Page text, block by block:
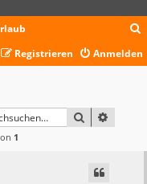
c
Anmelden
Registrieren
SUCHE
1